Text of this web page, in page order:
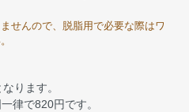
せんので、脱脂用で必要な際はワ
ります。
律で820円です。